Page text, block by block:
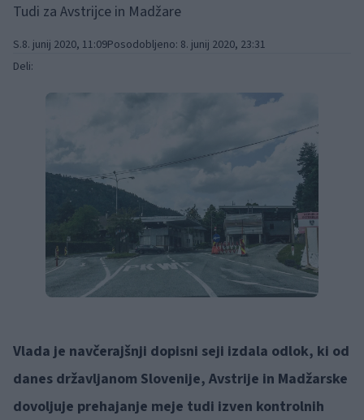
Tudi za Avstrijce in Madžare
S.8. junij 2020, 11:09Posodobljeno: 8. junij 2020, 23:31
Deli:
Vlada je navčerajšnji dopisni seji izdala odlok, ki od
danes državljanom Slovenije, Avstrije in Madžarske
dovoljuje prehajanje meje tudi izven kontrolnih